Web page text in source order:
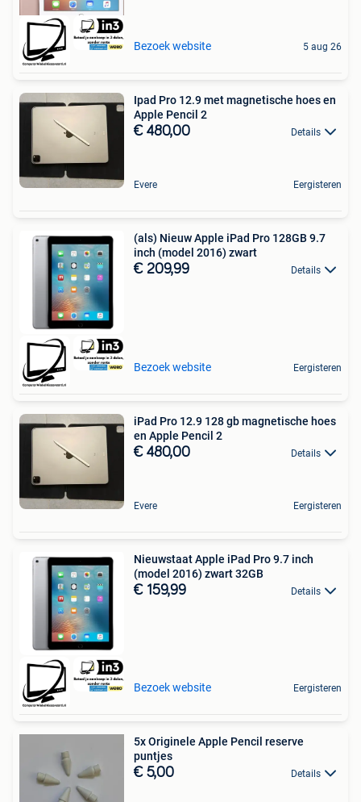
Bezoek website 5 aug 26
Ipad Pro 12.9 met magnetische hoes en
Apple Pencil 2
€ 480,00 Details
Evere Eergisteren
(als) Nieuw Apple iPad Pro 128GB 9.7
inch (model 2016) zwart
€ 209,99 Details
Bezoek website Eergisteren
iPad Pro 12.9 128 gb magnetische hoes
en Apple Pencil 2
€ 480,00 Details
Evere Eergisteren
Nieuwstaat Apple iPad Pro 9.7 inch
(model 2016) zwart 32GB
€ 159,99 Details
Bezoek website Eergisteren
5x Originele Apple Pencil reserve
puntjes
€ 5,00 Details